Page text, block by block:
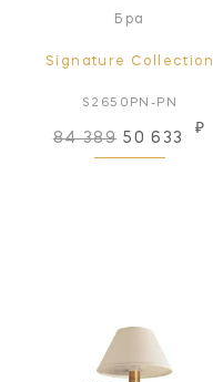
Бра
Signature Collection
S2650PN-PN
84 389 50 633
₽